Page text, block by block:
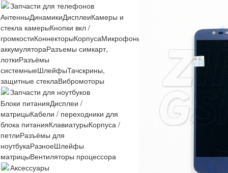
Запчасти для телефонов
АнтенныДинамикиДисплеиКамеры и
стекла камерыКнопки вкл /
громкостиКоннекторыКорпусаМикрофоны Платы
аккумулятораРазъемы симкарт,
лоткиРазъёмы
системныеШлейфыТачскрины,
защитные стеклаВибромоторы
Запчасти для ноутбуков
Блоки питанияДисплеи /
матрицыКабели / переходники для
блока питанияКлавиатурыКорпуса /
петлиРазъёмы для
ноутбукаРазноеШлейфы
матрицыВентиляторы процессора
Аксессуары